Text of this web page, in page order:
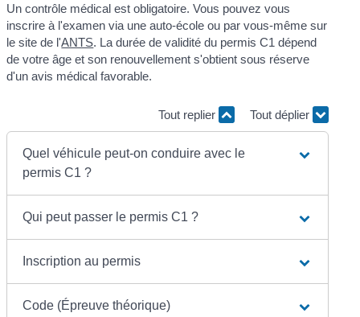
Un contrôle médical est obligatoire. Vous pouvez vous
inscrire à l'examen via une auto-école ou par vous-même sur
le site de l'ANTS. La durée de validité du permis C1 dépend
de votre âge et son renouvellement s'obtient sous réserve
d'un avis médical favorable.
Tout replier Tout déplier
Quel véhicule peut-on conduire avec le
permis C1 ?
Qui peut passer le permis C1 ?
Inscription au permis
Code (Épreuve théorique)